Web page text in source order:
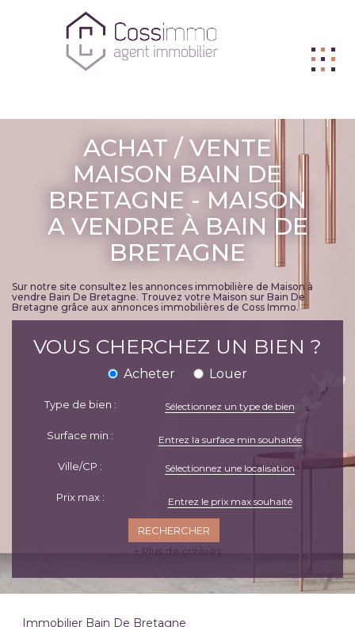
ACHETER
VENDRE
BIENS VENDUS
LOUER
L'AGENCE
ME CONTACTER
FNAIM
ACHAT / VENTE
MAISON BAIN DE
BRETAGNE - MAISON
A VENDRE À BAIN DE
BRETAGNE
Sur notre site consultez les annonces immobilière de Maison à
vendre Bain De Bretagne. Trouvez votre Maison sur Bain De
Bretagne grâce aux annonces immobilières de Coss Immo.
VOUS CHERCHEZ UN BIEN ?
Acheter Louer
Type de bien : Sélectionnez un type de bien
Surface min :
Ville/CP : Sélectionnez une localisation
Prix max :
+ Plus de critères
Immobilier Bain De Bretagne